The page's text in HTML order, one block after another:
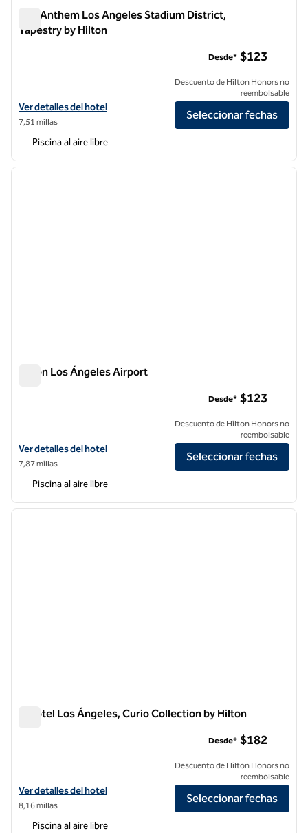
The Anthem Los Angeles Stadium District,
Tapestry by Hilton
Ver detalles del hotel The Anthem Los Angeles Stadium District,
Ver detalles del hotel
7,51 millas
Desde* $123
Descuento de Hilton Honors no
reembolsable
Seleccionar fechas
Piscina al aire libre
1 de 12
Hilton Los Ángeles Airport
Ver detalles del hotel Hilton Los Angeles Airport
Ver detalles del hotel
7,87 millas
Desde* $123
Descuento de Hilton Honors no
reembolsable
Seleccionar fechas
Piscina al aire libre
1 de 12
H Hotel Los Ángeles, Curio Collection by Hilton
Ver detalles del hotel H Hotel Los Angeles, Curio Collection by Hilton
Ver detalles del hotel
8,16 millas
Desde* $182
Descuento de Hilton Honors no
reembolsable
Seleccionar fechas
Piscina al aire libre